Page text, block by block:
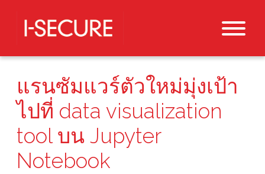
แรนซัมแวร์ตัวใหม่มุ่งเป้า
ไปที่ data visualization
tool บน Jupyter
Notebook